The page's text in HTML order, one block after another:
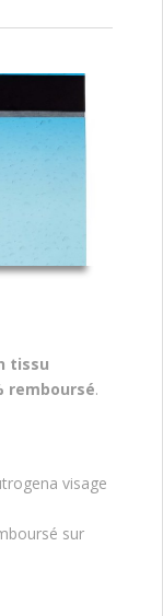
tissu
remboursé.
visage
sur